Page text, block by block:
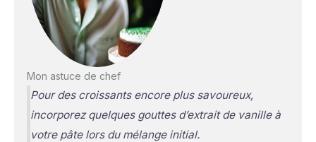
Mon astuce de chef
Pour des croissants encore plus savoureux,
incorporez quelques gouttes d’extrait de vanille à
votre pâte lors du mélange initial.